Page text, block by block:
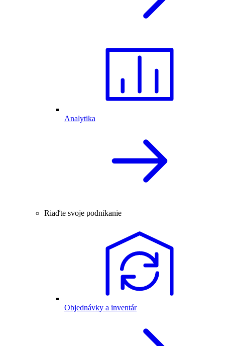
Analytika
Riaďte svoje podnikanie
Objednávky a inventár